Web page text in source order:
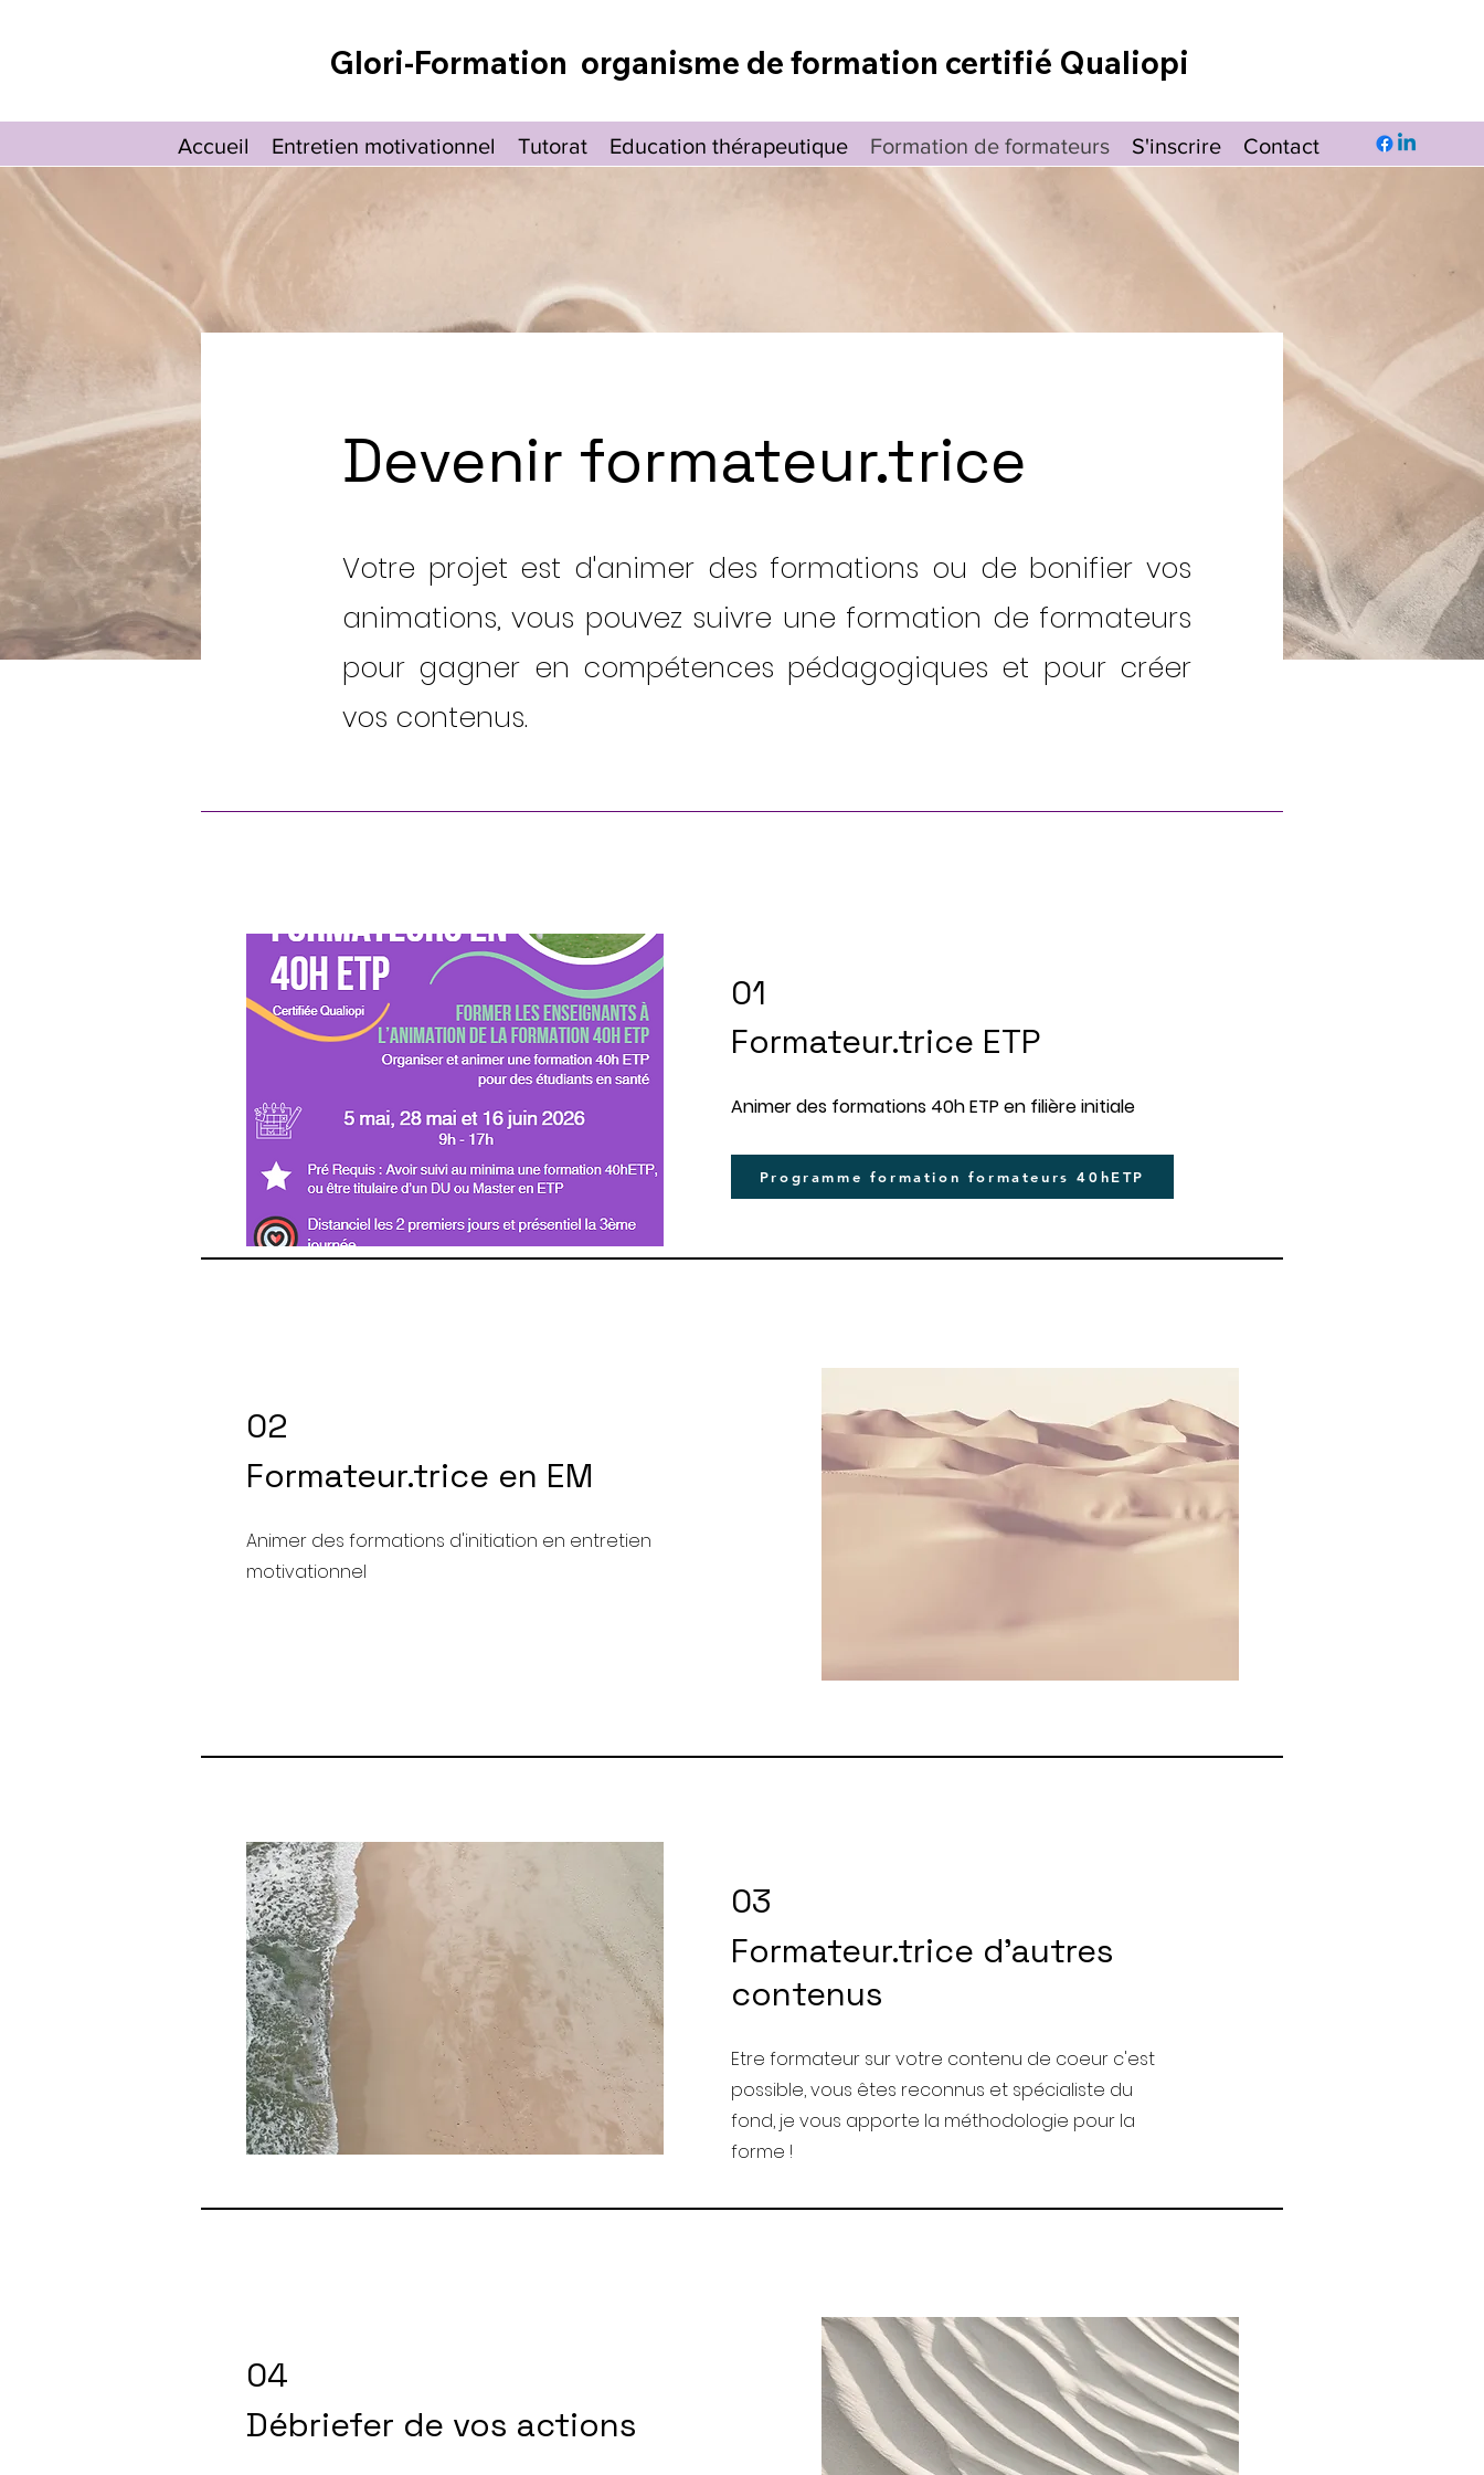
Glori-Formation organisme de formation certifié Qualiopi
Accueil Entretien motivationnel Tutorat Education thérapeutique Formation de formateurs S'inscrire Contact
Devenir formateur.trice
Votre projet est d'animer des formations ou de bonifier vos
animations, vous pouvez suivre une formation de formateurs
pour gagner en compétences pédagogiques et pour créer
vos contenus.
01
Formateur.trice ETP
Animer des formations 40h ETP en filière initiale
Programme formation formateurs 40hETP
02
Formateur.trice en EM
Animer des formations d'initiation en entretien
motivationnel
03
Formateur.trice d'autres
contenus
Etre formateur sur votre contenu de coeur c'est
possible, vous êtes reconnus et spécialiste du
fond, je vous apporte la méthodologie pour la
forme !
04
Débriefer de vos actions